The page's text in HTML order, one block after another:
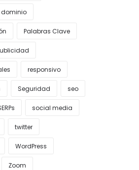
dominio
Palabras Clave
responsivo
Seguridad seo
social media
twitter
WordPress
Zoom